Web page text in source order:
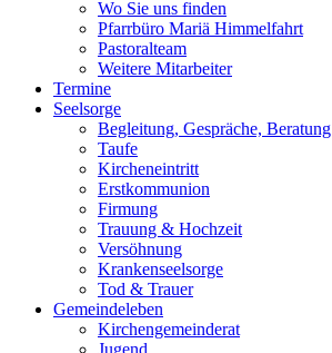
Wo Sie uns finden
Pfarrbüro Mariä Himmelfahrt
Pastoralteam
Weitere Mitarbeiter
Termine
Seelsorge
Begleitung, Gespräche, Beratung
Taufe
Kircheneintritt
Erstkommunion
Firmung
Trauung & Hochzeit
Versöhnung
Krankenseelsorge
Tod & Trauer
Gemeindeleben
Kirchengemeinderat
Jugend